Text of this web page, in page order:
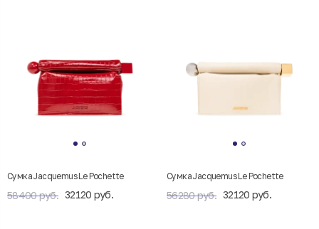
Сумка Jacquemus Le Pochette
58400 руб. 32120 руб.
Сумка Jacquemus Le Pochette
56280 руб. 32120 руб.